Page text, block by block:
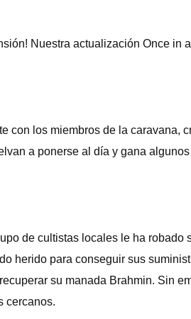
Nuestra actualización Once
los miembros de la caravana,
a ponerse al día y gana
de cultistas locales le ha
herido para conseguir sus
su manada Brahmin. Sin
cercanos.